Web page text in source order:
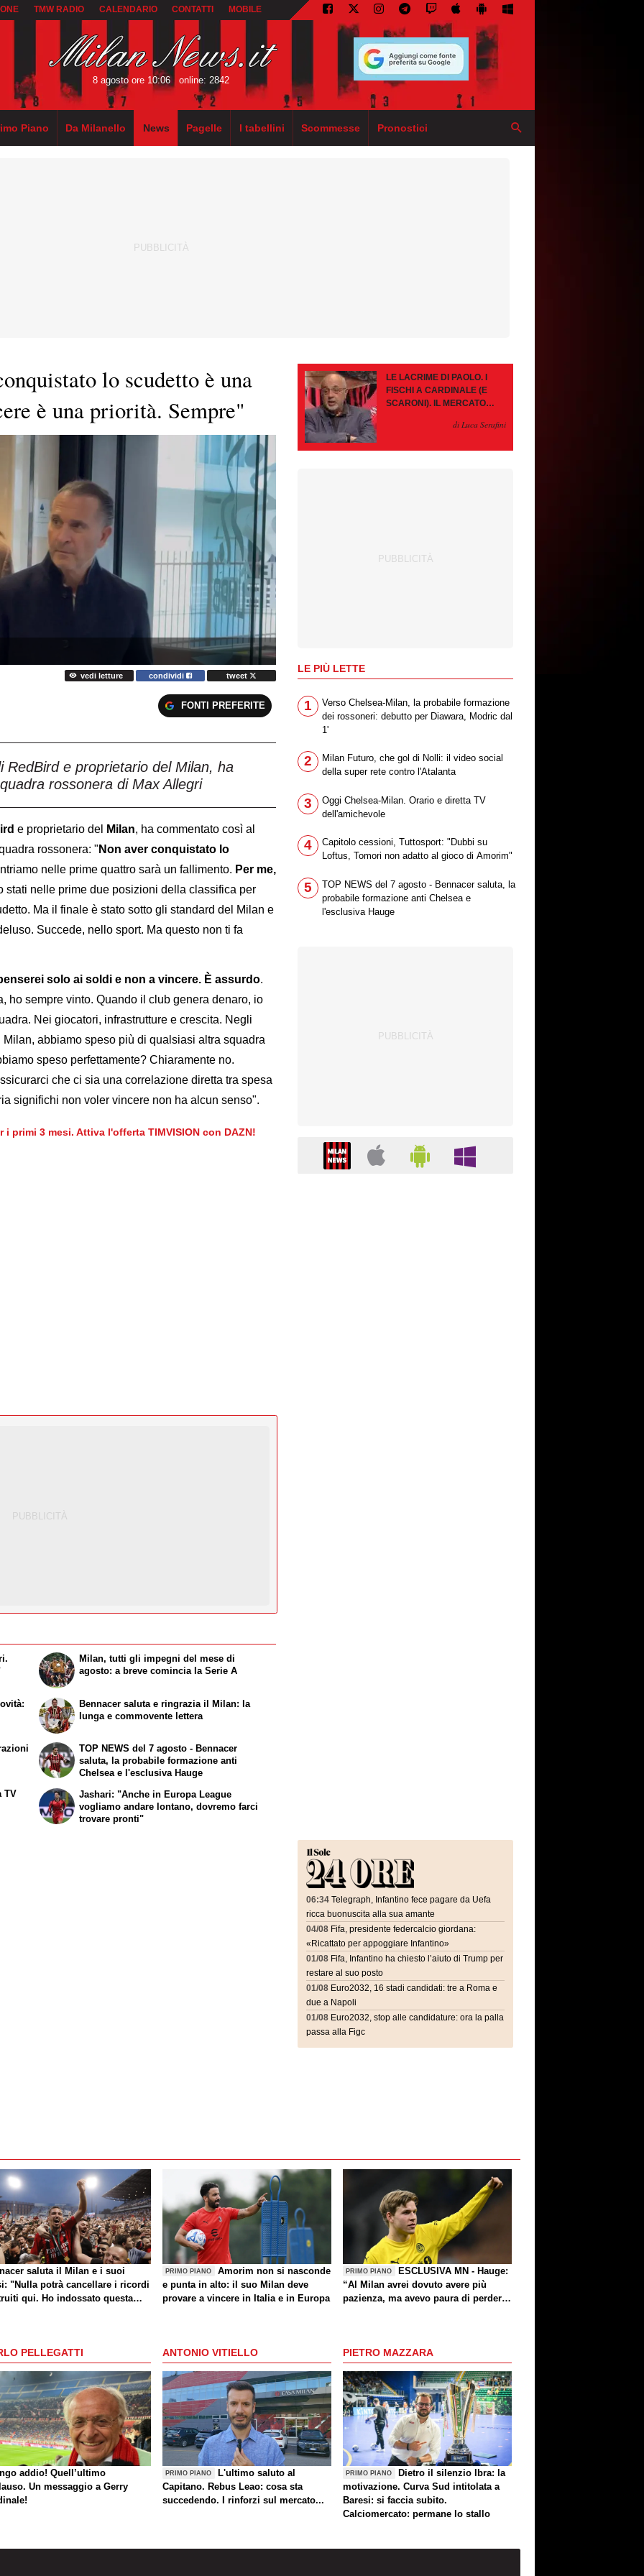
TMW RADIO CALENDARIO CONTATTI MOBILE
8 agosto ore 10:06 online: 2842
Piano Da Milanello News Pagelle I tabellini Scommesse Pronostici
lo scudetto è una
è una priorità. Sempre"
vedi letture condividi
tweet
FONTI PREFERITE
e proprietario del Milan, ha
rossonera di Max Allegri
e proprietario del Milan, ha commentato così al
rossonera: " Non aver conquistato lo
nelle prime quattro sarà un fallimento. Per me,
stati nelle prime due posizioni della classifica per
Ma il finale è stato sotto gli standard del Milan e
Succede, nello sport. Ma questo non ti fa
solo ai soldi e non a vincere. È assurdo.
ho sempre vinto. Quando il club genera denaro, io
Nei giocatori, infrastrutture e crescita. Negli
abbiamo speso più di qualsiasi altra squadra
speso perfettamente? Chiaramente no.
che ci sia una correlazione diretta tra spesa
significhi non voler vincere non ha alcun senso".
i primi 3 mesi. Attiva l'offerta TIMVISION con DAZN!
Milan, tutti gli impegni del mese di
agosto: a breve comincia la Serie A
Bennacer saluta e ringrazia il Milan: la
lunga e commovente lettera
TV
TOP NEWS del 7 agosto - Bennacer
saluta, la probabile formazione anti
Chelsea e l'esclusiva Hauge
Jashari: "Anche in Europa League
vogliamo andare lontano, dovremo farci
trovare pronti"
LE LACRIME DI PAOLO. I
FISCHI A CARDINALE (E
SCARONI). IL MERCATO
PAZIENZA, SE RESTA È
di Luca Serafini
LE PIÙ LETTE
1
Verso Chelsea-Milan, la probabile formazione
dei rossoneri: debutto per Diawara, Modric dal
1'
2
Milan Futuro, che gol di Nolli: il video social
della super rete contro l'Atalanta
3
Oggi Chelsea-Milan. Orario e diretta TV
dell'amichevole
4
Capitolo cessioni, Tuttosport: "Dubbi su
Loftus, Tomori non adatto al gioco di Amorim"
5
TOP NEWS del 7 agosto - Bennacer saluta, la
probabile formazione anti Chelsea e
l'esclusiva Hauge
06:34 Telegraph, Infantino fece pagare da Uefa
ricca buonuscita alla sua amante
04/08 Fifa, presidente federcalcio giordana:
«Ricattato per appoggiare Infantino»
01/08 Fifa, Infantino ha chiesto l’aiuto di Trump per
restare al suo posto
01/08 Euro2032, 16 stadi candidati: tre a Roma e
due a Napoli
01/08 Euro2032, stop alle candidature: ora la palla
passa alla Figc
saluta il Milan e i suoi
"Nulla potrà cancellare i ricordi
qui. Ho indossato questa
PRIMO PIANO
Amorim non si nasconde
e punta in alto: il suo Milan deve
provare a vincere in Italia e in Europa
PRIMO PIANO
ESCLUSIVA MN - Hauge:
“Al Milan avrei dovuto avere più
pazienza, ma avevo paura di perdere
un giorno? Magari. Forza Milan!”
PELLEGATTI
addio! Quell’ultimo
Un messaggio a Gerry
ANTONIO VITIELLO
PRIMO PIANO
L'ultimo saluto al
Capitano. Rebus Leao: cosa sta
succedendo. I rinforzi sul mercato...
PIETRO MAZZARA
PRIMO PIANO
Dietro il silenzio Ibra: la
motivazione. Curva Sud intitolata a
Baresi: si faccia subito.
Calciomercato: permane lo stallo